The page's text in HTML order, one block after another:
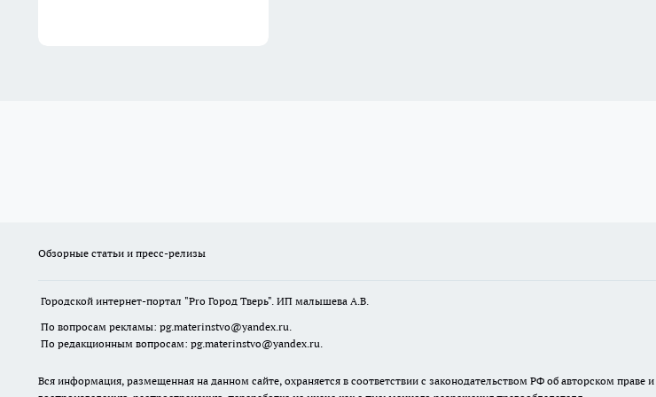
Обзорные статьи и пресс-релизы
Городской интернет-портал "Pro Город Тверь". ИП малышева А.В.
По вопросам рекламы: pg.materinstvo@yandex.ru.
По редакционным вопросам: pg.materinstvo@yandex.ru.
Вся информация, размещенная на данном сайте, охраняется в соответствии с законодательством РФ об авторском